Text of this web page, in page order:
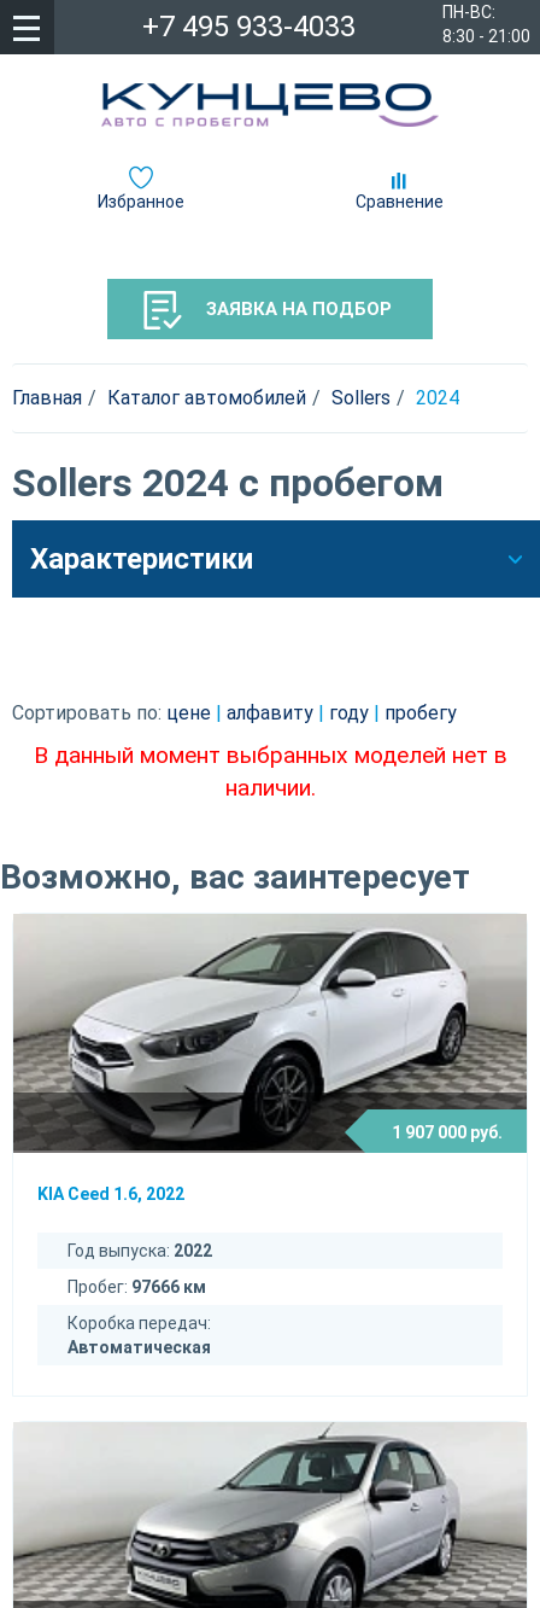
ПН-ВС:
8:30 - 21:00
+7 495 933-4033
Избранное Сравнение
ЗАЯВКА НА ПОДБОР
Главная Каталог автомобилей Sollers 2024
Sollers 2024 с пробегом
Характеристики
Сортировать по: цене алфавиту году пробегу
В данный момент выбранных моделей нет в
наличии.
Возможно, вас заинтересует
1 907 000 руб.
KIA Ceed 1.6, 2022
Год выпуска: 2022
Пробег: 97666 км
Коробка передач:
Автоматическая